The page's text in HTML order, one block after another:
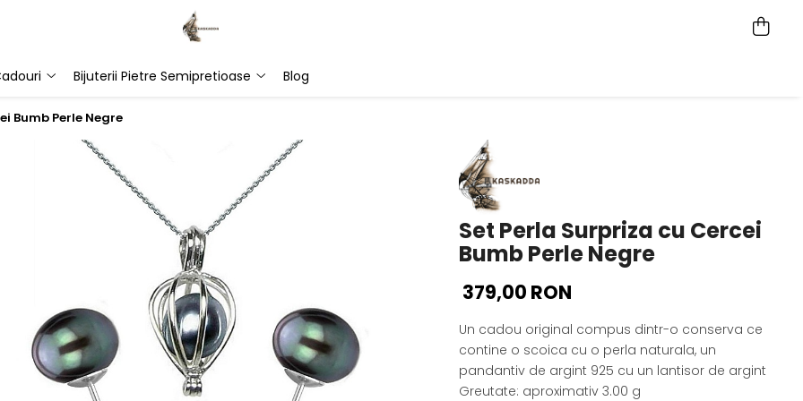
Bijuterii Pietre Semipretioase Blog
Bumb Perle Negre
Set Perla Surpriza cu Cercei
Bumb Perle Negre
379,00 RON
Un cadou original compus dintr-o conserva ce
contine o scoica cu o perla naturala, un
pandantiv de argint 925 cu un lantisor de argint
Greutate: aproximativ 3.00 g